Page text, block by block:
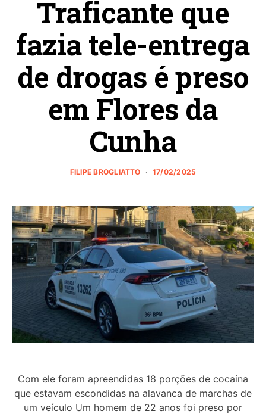
Traficante que
fazia tele-entrega
de drogas é preso
em Flores da
Cunha
FILIPE BROGLIATTO 17/02/2025
Com ele foram apreendidas 18 porções de cocaína
que estavam escondidas na alavanca de marchas de
um veículo Um homem de 22 anos foi preso por